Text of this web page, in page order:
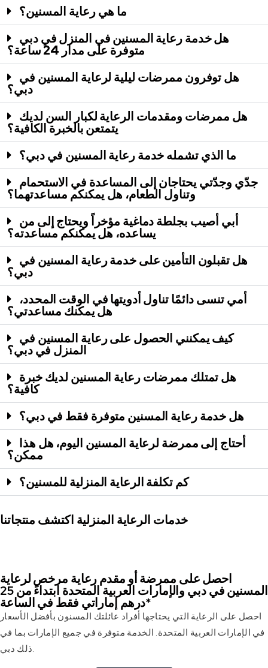
ما هي رعاية المسنين؟
هل خدمة رعاية المسنين في المنزل في دبي
متوفرة على مدار 24 ساعة؟
هل توفرون ممرضات ليلية لرعاية المسنين في
دبي؟
هل ممرضات ومقدمات الرعاية لكبار السن لديك
يتمتعن بالخبرة الكافية؟
ما الذي تشمله خدمة رعاية المسنين في دبي؟
جدّي وجدّتي يحتاجان إلى المساعدة في الاستحمام
وتناول الطعام، هل يمكنكم مساعدتهما؟
أبي أصيب بجلطة دماغية مؤخراً ويحتاج إلى من
يساعده، هل يمكنكم مساعدته؟
هل تقبلون التأمين على خدمة رعاية المسنين في
دبي؟
أمي تنسى دائمًا تناول أدويتها في الوقت المحدد،
هل يمكنك مساعدتي؟
كيف يمكنني الحصول على رعاية المسنين في
المنزل في دبي؟
هل تمتلك ممرضات رعاية المسنين لديك خبرة
كافية؟
هل خدمة رعاية المسنين متوفرة فقط في دبي؟
أحتاج إلى ممرضة لرعاية المسنين اليوم، هل هذا
ممكن؟
كم تكلفة الرعاية المنزلية للمسنين؟
اكتشف منتجاتنا خدمات الرعاية المنزلية
احصل على ممرضة أو مقدم رعاية مرخص لرعاية
المسنين في دبي والإمارات العربية المتحدة ابتداءً من 25
درهم إماراتي فقط في الساعة*
احصل على الرعاية التي يحتاجها أفراد عائلتك المسنون بأفضل الأسعار
في الإمارات العربية المتحدة. الخدمة متوفرة في جميع الإمارات بما في
ذلك دبي.